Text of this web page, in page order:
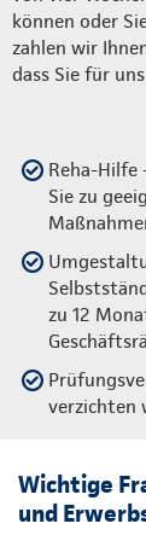
können oder
zahlen wir
dass Sie für
Reha-Hilfe
Sie zu
zu 12
verzichten
Wichtige
und